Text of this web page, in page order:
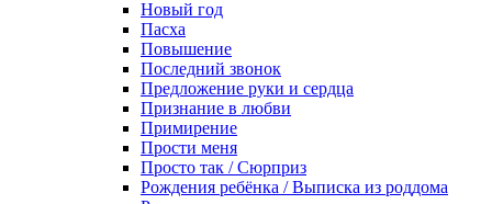
Новый год
Пасха
Повышение
Последний звонок
Предложение руки и сердца
Признание в любви
Примирение
Прости меня
Просто так / Сюрприз
Рождения ребёнка / Выписка из роддома